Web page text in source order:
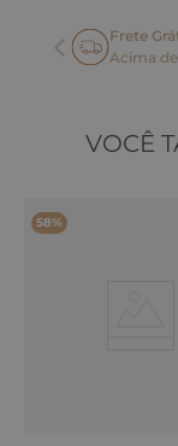
Frete
Acima
VOCÊ
58%